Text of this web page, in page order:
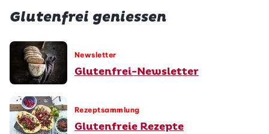
Glutenfrei geniessen
Newsletter
Glutenfrei-Newsletter
Rezeptsammlung
Glutenfreie Rezepte